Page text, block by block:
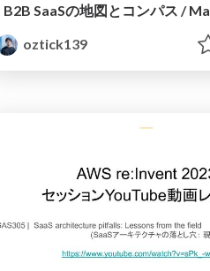
oztick139